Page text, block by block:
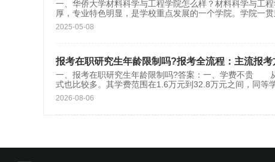
一、华侨大学材料科学与工程学院怎么样？材料科学与工
厚，专业特色明显，是学校重点发展的一个学院。学院一
2025-05-08
报考在职研究生年龄限制吗?报考全流程：主流报考
一、报考在职研究生年龄限制吗?答案：一、学费不贵 从
式也比较多。其学费范围在1.6万元到32.8万元之间，同等
2026-08-06